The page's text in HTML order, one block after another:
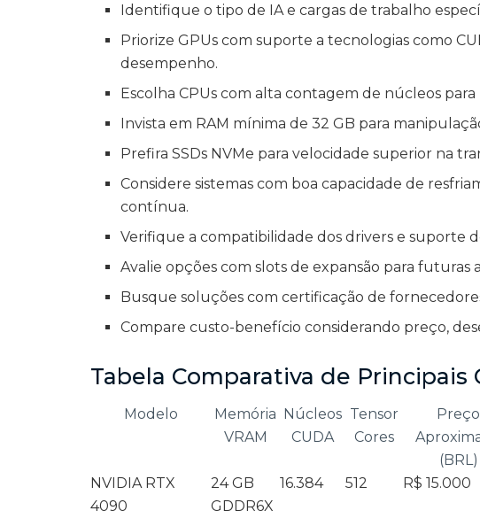
Identifique o tipo de IA e cargas de trabalho
Priorize GPUs com suporte a tecnologias como
desempenho.
Escolha CPUs com alta contagem de núcleos
Invista em RAM mínima de 32 GB para
Prefira SSDs NVMe para velocidade superior na
Considere sistemas com boa capacidade de
contínua.
Verifique a compatibilidade dos drivers e suporte
Avalie opções com slots de expansão para futuras
Busque soluções com certificação de
Compare custo-benefício considerando preço,
Tabela Comparativa de Principais
Modelo
Memória
VRAM
Núcleos
CUDA
Tensor
Cores
Preço
(BRL)
NVIDIA RTX
4090
24 GB
GDDR6X
16.384 512 R$ 15.000